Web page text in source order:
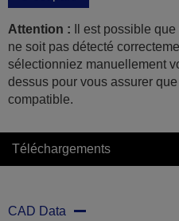
Attention : Il est possible
ne soit pas détecté
sélectionniez manuellement
dessus pour vous assurer
compatible.
Téléchargements
CAD Data